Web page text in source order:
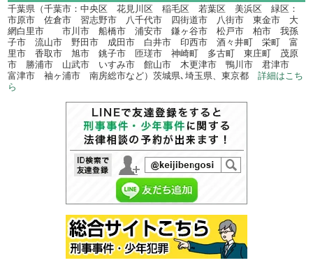
千葉県（千葉市：中央区 花見川区 稲毛区 若葉区 美浜区 緑区：
市原市 佐倉市 習志野市 八千代市 四街道市 八街市 東金市 大
網白里市 市川市 船橋市 浦安市 鎌ヶ谷市 松戸市 柏市 我孫
子市 流山市 野田市 成田市 白井市 印西市 酒々井町 栄町 富
里市 香取市 旭市 銚子市 匝瑳市 神崎町 多古町 東庄町 茂原
市 勝浦市 山武市 いすみ市 館山市 木更津市 鴨川市 君津市
富津市 袖ヶ浦市 南房総市など）茨城県､埼玉県、東京都詳細はこち
ら